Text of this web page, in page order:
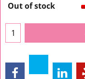
Out of stock